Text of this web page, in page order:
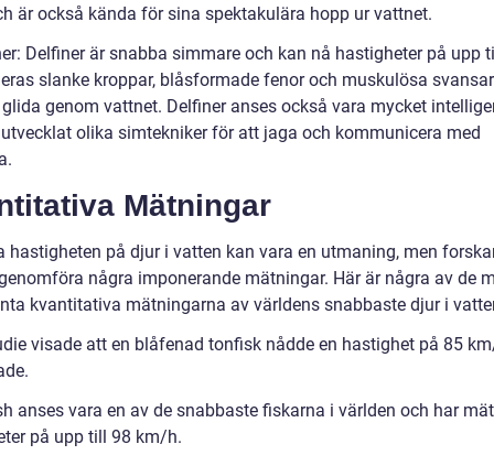
är också kända för sina spektakulära hopp ur vattnet.
Delfiner är snabba simmare och kan nå hastigheter på upp
slanke kroppar, blåsformade fenor och muskulösa
genom vattnet. Delfiner anses också vara mycket
olika simtekniker för att jaga och kommunicera med
Mätningar
hastigheten på djur i vatten kan vara en utmaning, men
några imponerande mätningar. Här är några av de
kvantitativa mätningarna av världens snabbaste djur i
visade att en blåfenad tonfisk nådde en hastighet på 85
anses vara en av de snabbaste fiskarna i världen och har
på upp till 98 km/h.